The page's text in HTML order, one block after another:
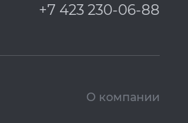
+7 423 230-06-88
О компании